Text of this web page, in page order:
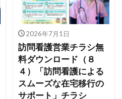
2026年7月1日
訪問看護営業チラシ無
料ダウンロード（８
４）「訪問看護による
スムーズな在宅移行の
サポート」チラシ